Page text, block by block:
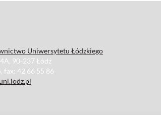
Uniwersytetu Łódzkiego
90-237 Łódź
fax: 42 66 55 86